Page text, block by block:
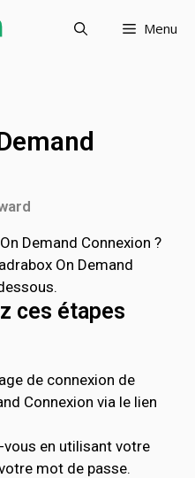
Menu
Demand Connexion ?
On Demand
ces étapes
de connexion de
Connexion via le lien
vous en utilisant votre
mot de passe.